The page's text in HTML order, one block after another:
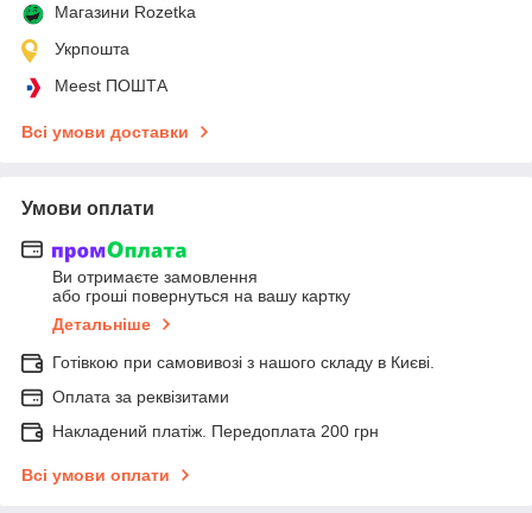
Магазини Rozetka
Укрпошта
Meest ПОШТА
Всі умови доставки
Умови оплати
Ви отримаєте замовлення
або гроші повернуться на вашу картку
Детальніше
Готівкою при самовивозі з нашого складу в Києві.
Оплата за реквізитами
Накладений платіж. Передоплата 200 грн
Всі умови оплати